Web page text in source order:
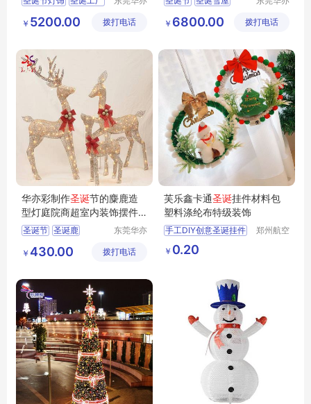
圣诞节装饰品
艺有限公
￥ 5200.00 拨打电话
造型灯出口
艺有限公
￥ 6800.00 拨打电话
华亦彩制作圣诞节的麋鹿造
型灯庭院商超室内装饰摆件
折叠鹿子灯饰
圣诞节 圣诞鹿
圣诞灯饰
东莞华亦
艺有限公
￥ 430.00 拨打电话
芙乐鑫卡通圣诞挂件材料包
塑料涤纶布特级装饰
手工DIY创意圣诞挂件
花环
家庭橱窗圣诞装饰品
郑州航空
￥ 0.20